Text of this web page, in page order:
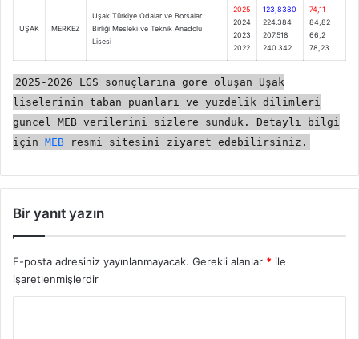
UŞAK MERKEZ
Uşak Türkiye Odalar ve Borsalar
Birliği Mesleki ve Teknik Anadolu
Lisesi
2025
2024
2023
2022
123,8380
224.384
207.518
240.342
74,11
84,82
66,2
78,23
2025-2026 LGS sonuçlarına göre oluşan Uşak
liselerinin taban puanları ve yüzdelik dilimleri
güncel MEB verilerini sizlere sunduk. Detaylı bilgi
için MEB resmi sitesini ziyaret edebilirsiniz.
Bir yanıt yazın
E-posta adresiniz yayınlanmayacak. Gerekli alanlar * ile
işaretlenmişlerdir